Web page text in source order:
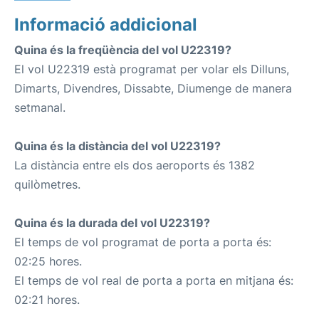
Informació addicional
Quina és la freqüència del vol U22319?
El vol U22319 està programat per volar els Dilluns,
Dimarts, Divendres, Dissabte, Diumenge de manera
setmanal.
Quina és la distància del vol U22319?
La distància entre els dos aeroports és 1382
quilòmetres.
Quina és la durada del vol U22319?
El temps de vol programat de porta a porta és:
02:25 hores.
El temps de vol real de porta a porta en mitjana és:
02:21 hores.